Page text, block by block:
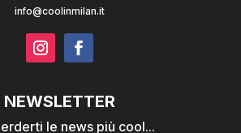
info@coolinmilan.it
NEWSLETTER
le news più cool...